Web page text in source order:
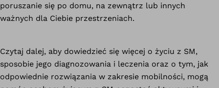
poruszanie się po domu, na zewnątrz lub innych
ważnych dla Ciebie przestrzeniach.
Czytaj dalej, aby dowiedzieć się więcej o życiu z SM,
sposobie jego diagnozowania i leczenia oraz o tym, jak
odpowiednie rozwiązania w zakresie mobilności, mogą